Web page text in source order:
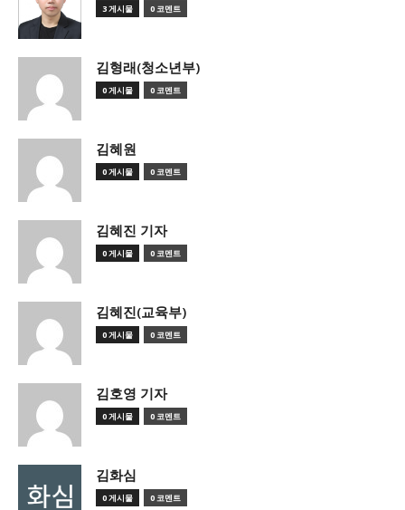
3 게시물 0 코멘트
김형래(청소년부)
0 게시물 0 코멘트
김혜원
0 게시물 0 코멘트
김혜진 기자
0 게시물 0 코멘트
김혜진(교육부)
0 게시물 0 코멘트
김호영 기자
0 게시물 0 코멘트
김화심
0 게시물 0 코멘트